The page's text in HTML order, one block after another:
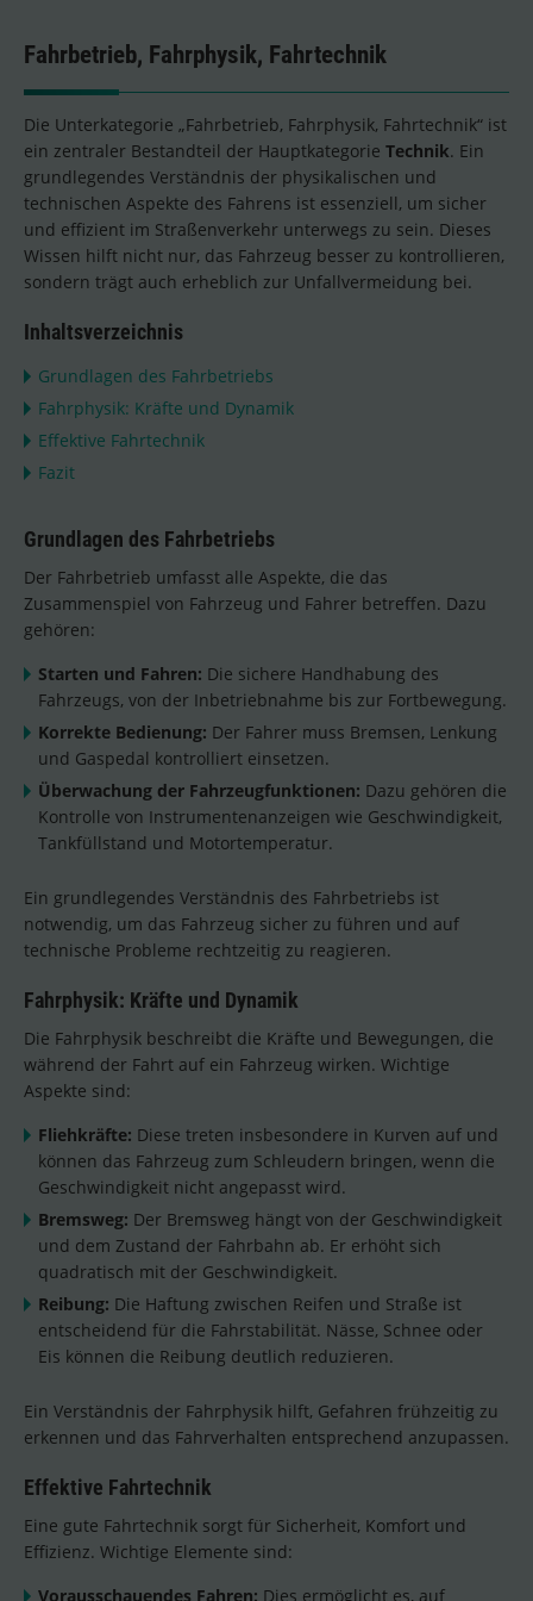
Fahrbetrieb, Fahrphysik, Fahrtechnik
Die Unterkategorie „Fahrbetrieb, Fahrphysik, Fahrtechnik“ ist
ein zentraler Bestandteil der Hauptkategorie Technik. Ein
grundlegendes Verständnis der physikalischen und
technischen Aspekte des Fahrens ist essenziell, um sicher
und effizient im Straßenverkehr unterwegs zu sein. Dieses
Wissen hilft nicht nur, das Fahrzeug besser zu kontrollieren,
sondern trägt auch erheblich zur Unfallvermeidung bei.
Inhaltsverzeichnis
Grundlagen des Fahrbetriebs
Fahrphysik: Kräfte und Dynamik
Effektive Fahrtechnik
Fazit
Grundlagen des Fahrbetriebs
Der Fahrbetrieb umfasst alle Aspekte, die das
Zusammenspiel von Fahrzeug und Fahrer betreffen. Dazu
gehören:
Starten und Fahren: Die sichere Handhabung des
Fahrzeugs, von der Inbetriebnahme bis zur Fortbewegung.
Korrekte Bedienung: Der Fahrer muss Bremsen, Lenkung
und Gaspedal kontrolliert einsetzen.
Überwachung der Fahrzeugfunktionen: Dazu gehören die
Kontrolle von Instrumentenanzeigen wie Geschwindigkeit,
Tankfüllstand und Motortemperatur.
Ein grundlegendes Verständnis des Fahrbetriebs ist
notwendig, um das Fahrzeug sicher zu führen und auf
technische Probleme rechtzeitig zu reagieren.
Fahrphysik: Kräfte und Dynamik
Die Fahrphysik beschreibt die Kräfte und Bewegungen, die
während der Fahrt auf ein Fahrzeug wirken. Wichtige
Aspekte sind:
Fliehkräfte: Diese treten insbesondere in Kurven auf und
können das Fahrzeug zum Schleudern bringen, wenn die
Geschwindigkeit nicht angepasst wird.
Bremsweg: Der Bremsweg hängt von der Geschwindigkeit
und dem Zustand der Fahrbahn ab. Er erhöht sich
quadratisch mit der Geschwindigkeit.
Reibung: Die Haftung zwischen Reifen und Straße ist
entscheidend für die Fahrstabilität. Nässe, Schnee oder
Eis können die Reibung deutlich reduzieren.
Ein Verständnis der Fahrphysik hilft, Gefahren frühzeitig zu
erkennen und das Fahrverhalten entsprechend anzupassen.
Effektive Fahrtechnik
Eine gute Fahrtechnik sorgt für Sicherheit, Komfort und
Effizienz. Wichtige Elemente sind:
Vorausschauendes Fahren: Dies ermöglicht es, auf